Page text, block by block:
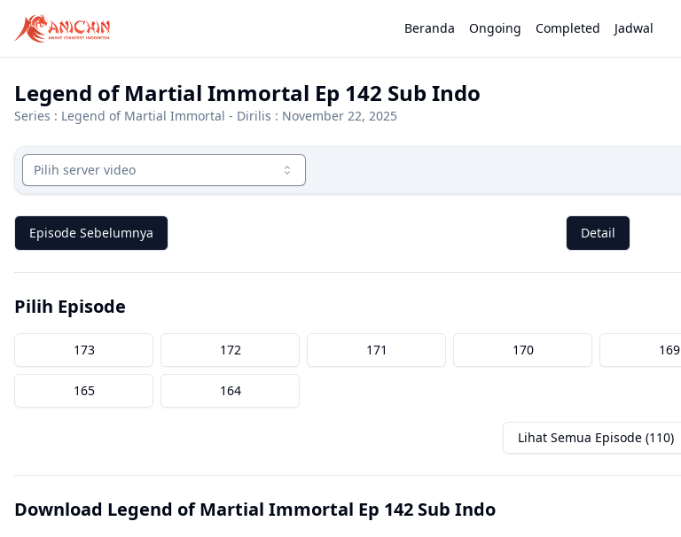
Beranda Ongoing Completed Jadwal
Legend of Martial Immortal Ep 142 Sub Indo
Series : Legend of Martial Immortal - Dirilis : November 22, 2025
Pilih server video
Episode Sebelumnya Detail
Pilih Episode
173 172 171 170 169
165 164
Lihat Semua Episode (110)
Download Legend of Martial Immortal Ep 142 Sub Indo